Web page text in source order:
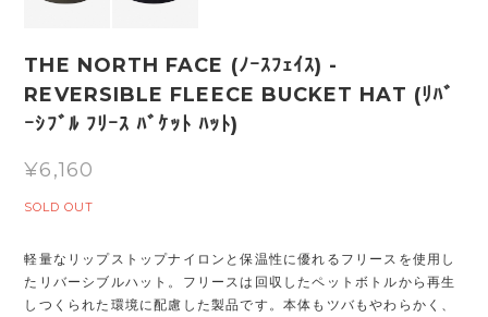
THE NORTH FACE (ﾉｰｽﾌｪｲｽ) -
REVERSIBLE FLEECE BUCKET HAT (ﾘﾊﾞ
ｰｼﾌﾞﾙ ﾌﾘｰｽ ﾊﾞｹｯﾄ ﾊｯﾄ)
¥6,160
SOLD OUT
軽量なリップストップナイロンと保温性に優れるフリースを使用し
たリバーシブルハット。フリースは回収したペットボトルから再生
しつくられた環境に配慮した製品です。本体もツバもやわらかく、